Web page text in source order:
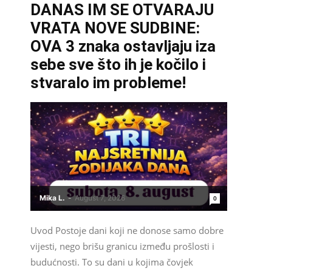
DANAS IM SE OTVARAJU
VRATA NOVE SUDBINE:
OVA 3 znaka ostavljaju iza
sebe sve što ih je kočilo i
stvaralo im probleme!
Mika L. - August 7, 2026 0
Uvod Postoje dani koji ne donose samo dobre
vijesti, nego brišu granicu između prošlosti i
budućnosti. To su dani u kojima čovjek